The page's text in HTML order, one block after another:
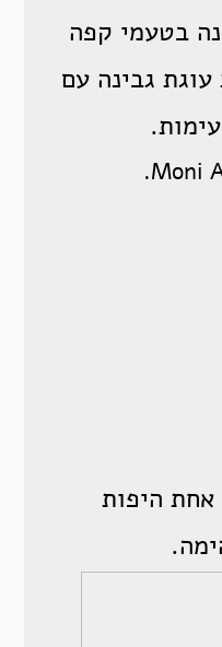
בטעמי קפה
גבינה עם
אחת היפות